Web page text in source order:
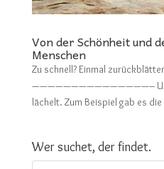
Von der Schönheit und
Menschen
Zu schnell? Einmal
———————————————– Und
lächelt. Zum Beispiel gab es die
Wer suchet, der findet.